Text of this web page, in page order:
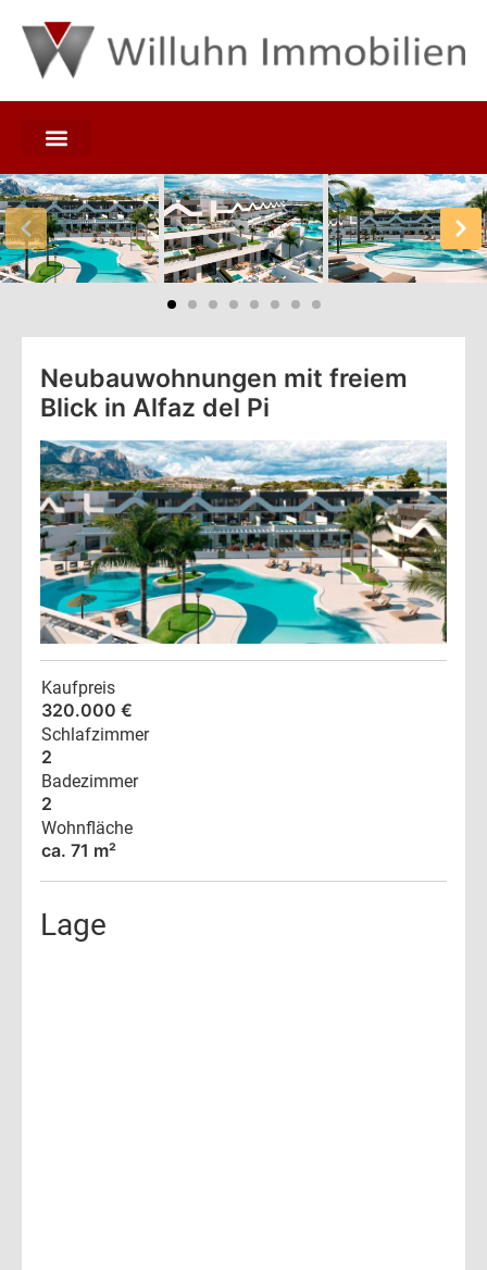
Neubauwohnungen mit freiem
Blick in Alfaz del Pi
Kaufpreis
320.000 €
Schlafzimmer
2
Badezimmer
2
Wohnfläche
ca. 71 m²
Lage